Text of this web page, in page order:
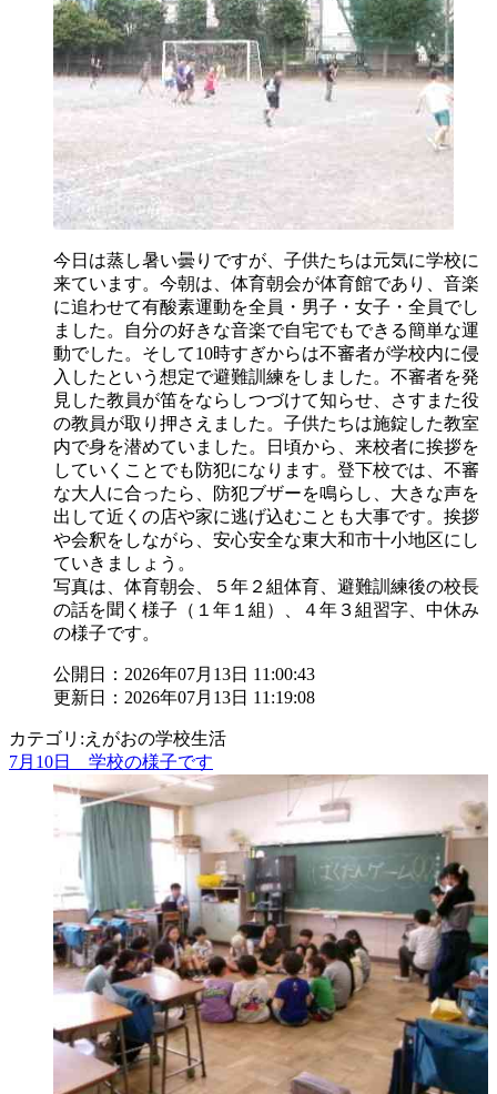
今日は蒸し暑い曇りですが、子供たちは元気に学校に
来ています。今朝は、体育朝会が体育館であり、音楽
に追わせて有酸素運動を全員・男子・女子・全員でし
ました。自分の好きな音楽で自宅でもできる簡単な運
動でした。そして10時すぎからは不審者が学校内に侵
入したという想定で避難訓練をしました。不審者を発
見した教員が笛をならしつづけて知らせ、さすまた役
の教員が取り押さえました。子供たちは施錠した教室
内で身を潜めていました。日頃から、来校者に挨拶を
していくことでも防犯になります。登下校では、不審
な大人に合ったら、防犯ブザーを鳴らし、大きな声を
出して近くの店や家に逃げ込むことも大事です。挨拶
や会釈をしながら、安心安全な東大和市十小地区にし
ていきましょう。
写真は、体育朝会、５年２組体育、避難訓練後の校長
の話を聞く様子（１年１組）、４年３組習字、中休み
の様子です。
公開日：2026年07月13日 11:00:43
更新日：2026年07月13日 11:19:08
カテゴリ:えがおの学校生活
7月10日 学校の様子です